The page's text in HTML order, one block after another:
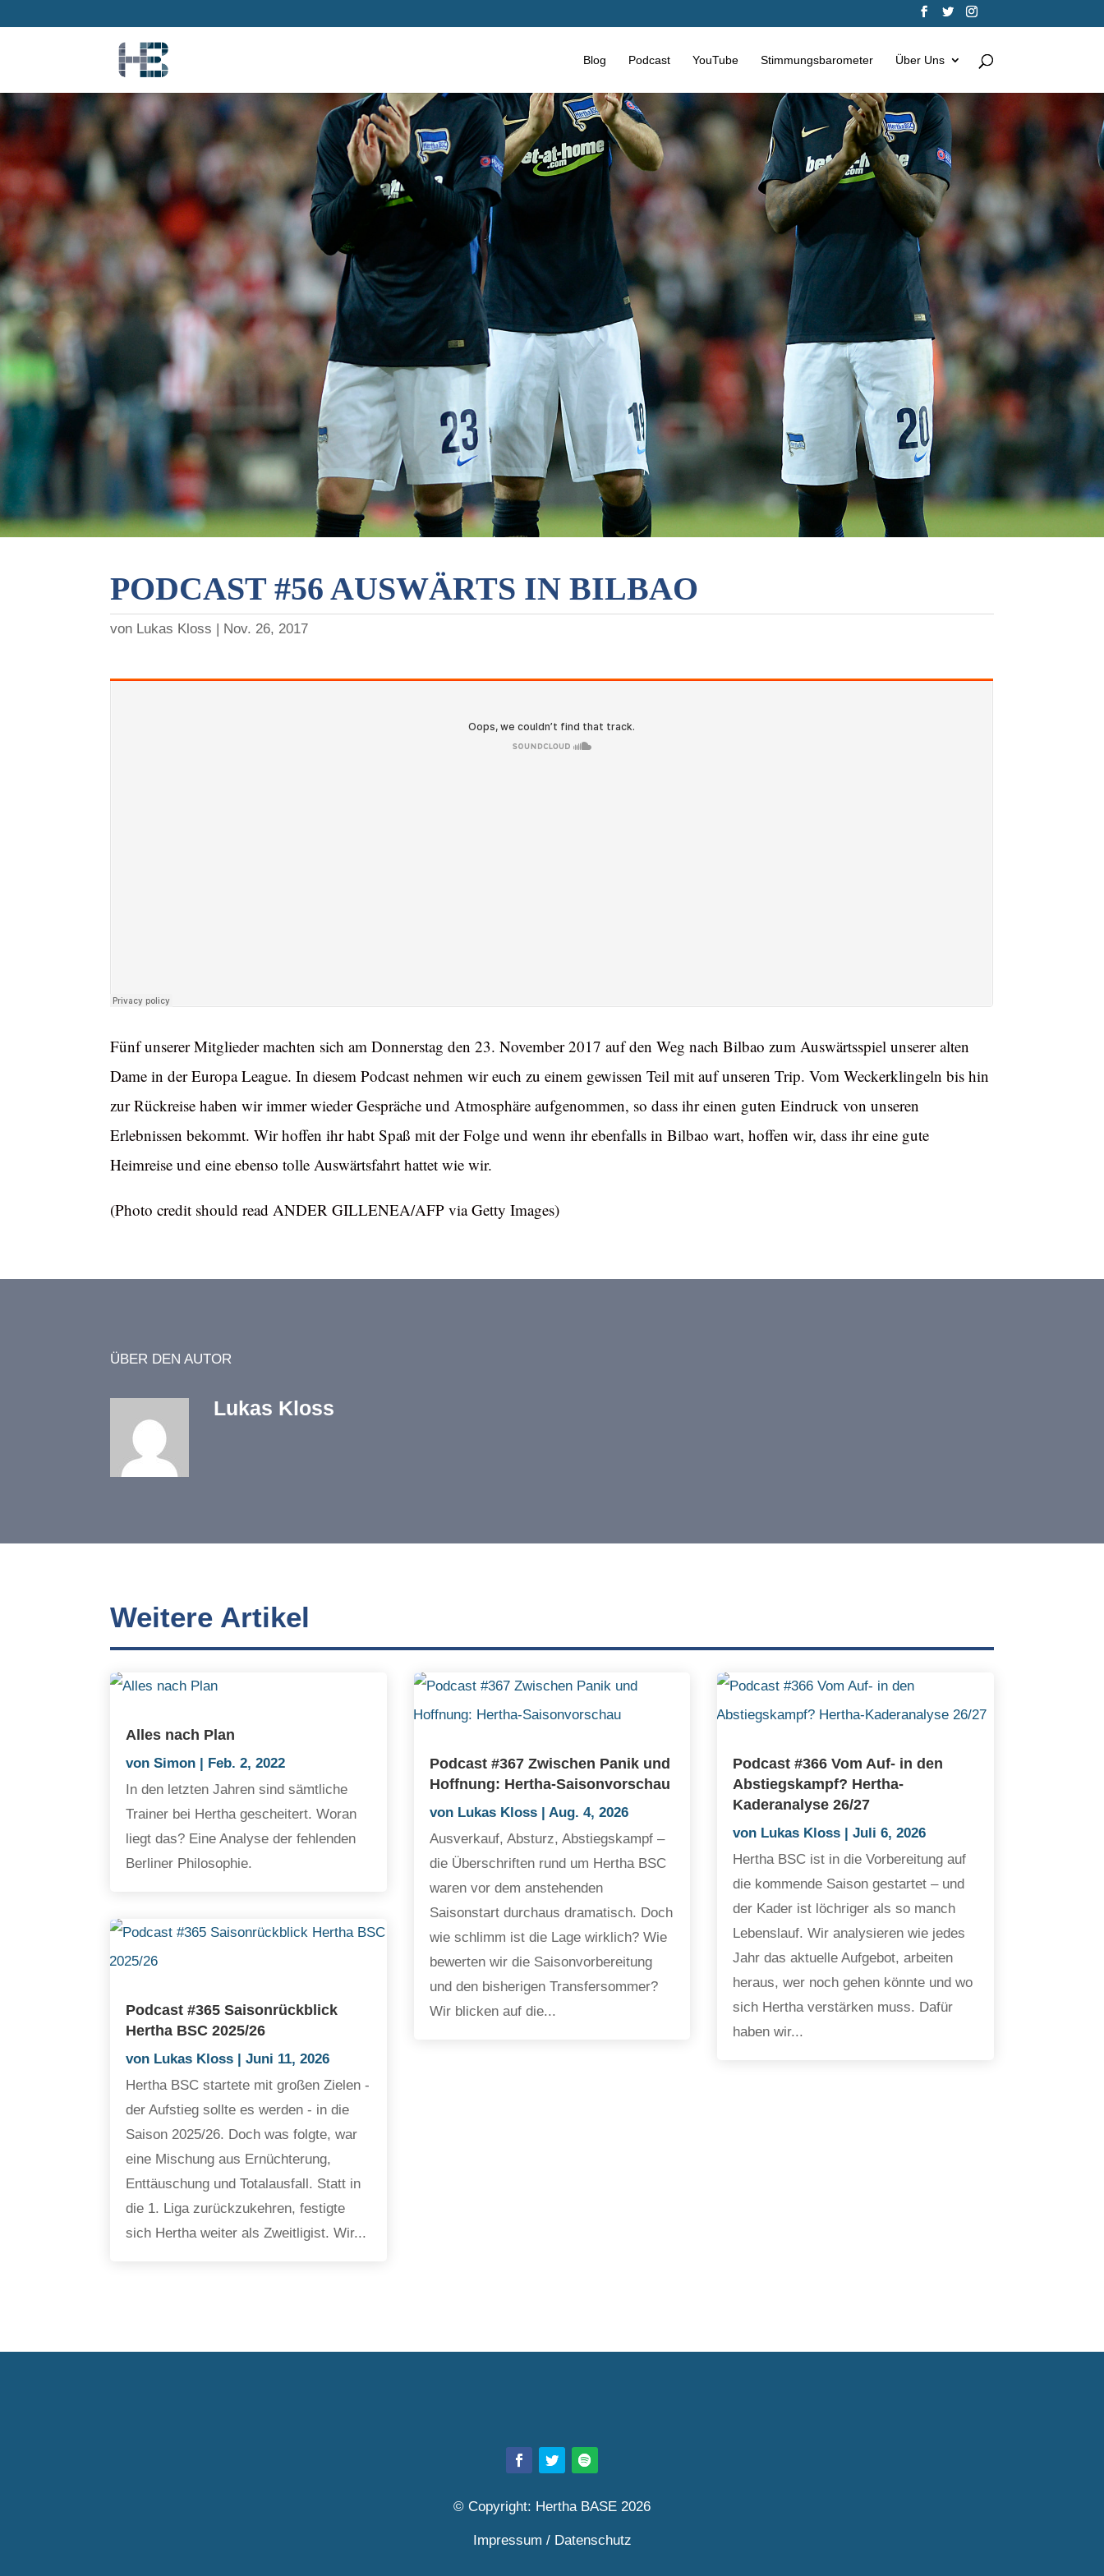
Blog Podcast YouTube Stimmungsbarometer Über Uns
PODCAST #56 AUSWÄRTS IN BILBAO
von Lukas Kloss Nov. 26, 2017
Fünf unserer Mitglieder machten sich am Donnerstag den 23. November 2017 auf den Weg nach Bilbao zum Auswärtsspiel unserer alten
Dame in der Europa League. In diesem Podcast nehmen wir euch zu einem gewissen Teil mit auf unseren Trip. Vom Weckerklingeln bis hin
zur Rückreise haben wir immer wieder Gespräche und Atmosphäre aufgenommen, so dass ihr einen guten Eindruck von unseren
Erlebnissen bekommt. Wir hoffen ihr habt Spaß mit der Folge und wenn ihr ebenfalls in Bilbao wart, hoffen wir, dass ihr eine gute
Heimreise und eine ebenso tolle Auswärtsfahrt hattet wie wir.
(Photo credit should read ANDER GILLENEA/AFP via Getty Images)
ÜBER DEN AUTOR
Lukas Kloss
Weitere Artikel
Alles nach Plan
vonSimon
Feb. 2, 2022
In den letzten Jahren sind sämtliche
Trainer bei Hertha gescheitert. Woran
liegt das? Eine Analyse der fehlenden
Berliner Philosophie.
Podcast #365 Saisonrückblick
Hertha BSC 2025/26
von Lukas Kloss |Juni 11, 2026
Hertha BSC startete mit großen Zielen -
der Aufstieg sollte es werden - in die
Saison 2025/26. Doch was folgte, war
eine Mischung aus Ernüchterung,
Enttäuschung und Totalausfall. Statt in
die 1. Liga zurückzukehren, festigte
sich Hertha weiter als Zweitligist. Wir...
Podcast #367 Zwischen Panik und
Hoffnung: Hertha-Saisonvorschau
von Lukas Kloss| Aug. 4, 2026
Ausverkauf, Absturz, Abstiegskampf –
die Überschriften rund um Hertha BSC
waren vor dem anstehenden
Saisonstart durchaus dramatisch. Doch
wie schlimm ist die Lage wirklich? Wie
bewerten wir die Saisonvorbereitung
und den bisherigen Transfersommer?
Wir blicken auf die...
Podcast #366 Vom Auf- in den
Abstiegskampf? Hertha-
Kaderanalyse 26/27
von Lukas Kloss| Juli 6, 2026
Hertha BSC ist in die Vorbereitung auf
die kommende Saison gestartet – und
der Kader ist löchriger als so manch
Lebenslauf. Wir analysieren wie jedes
Jahr das aktuelle Aufgebot, arbeiten
heraus, wer noch gehen könnte und wo
sich Hertha verstärken muss. Dafür
haben wir...
© Copyright: Hertha BASE 2026
Impressum / Datenschutz